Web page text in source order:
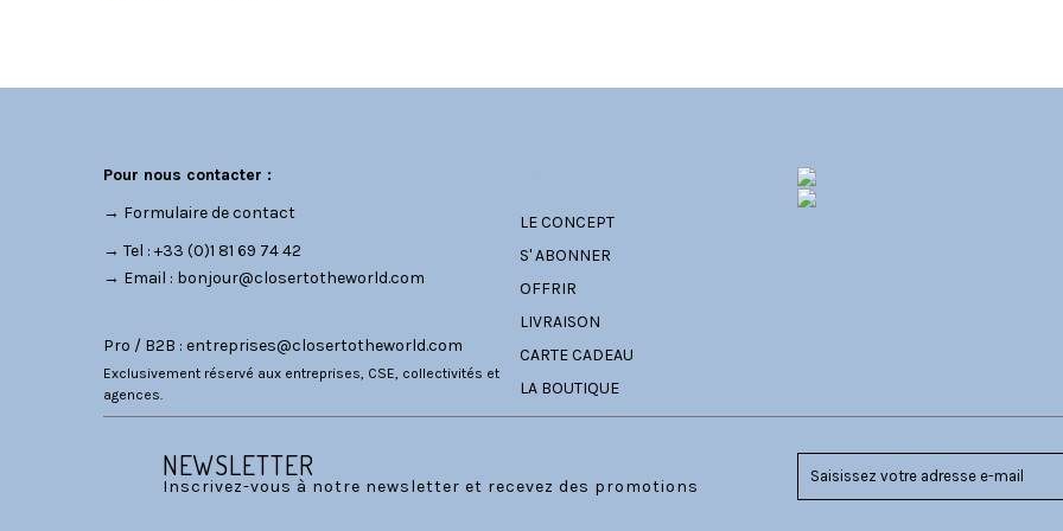
Pour nous contacter :
→ Formulaire de contact
→ Tel : +33 (0)1 81 69 74 42
→ Email : bonjour@closertotheworld.com
Pro / B2B : entreprises@closertotheworld.com
Exclusivement réservé aux entreprises, CSE, collectivités et
agences.
LE CONCEPT
S' ABONNER
OFFRIR
LIVRAISON
CARTE CADEAU
LA BOUTIQUE
NEWSLETTER
Inscrivez-vous à notre newsletter et recevez des promotions